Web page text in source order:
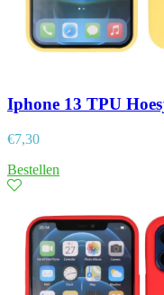
Iphone 13 TPU
€7,30
Bestellen